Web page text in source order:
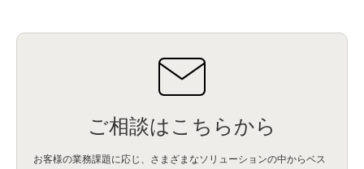
ご相談はこちらから
お客様の業務課題に応じ、さまざまなソリューションの中からベス